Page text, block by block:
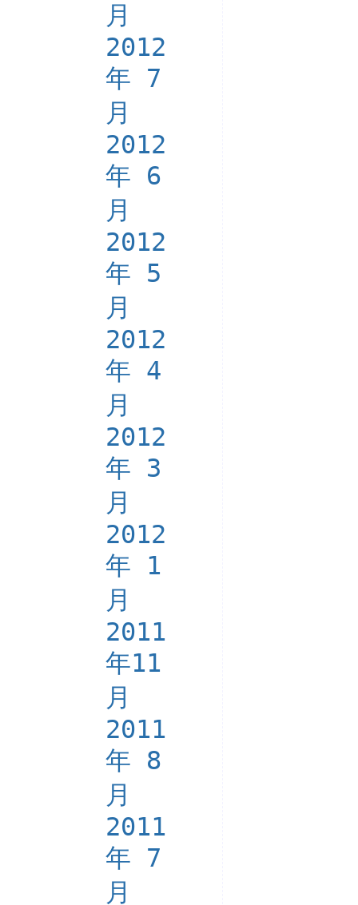
月
2012
年 7
月
2012
年 6
月
2012
年 5
月
2012
年 4
月
2012
年 3
月
2012
年 1
月
2011
年11
月
2011
年 8
月
2011
年 7
月